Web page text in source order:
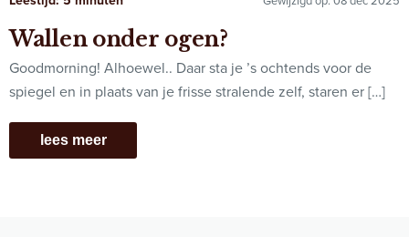
Wallen onder ogen?
Goodmorning! Alhoewel.. Daar sta je ’s ochtends voor de
spiegel en in plaats van je frisse stralende zelf, staren er […]
lees meer